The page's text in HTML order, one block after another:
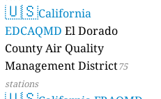
🇺🇸California
EDCAQMD El Dorado
County Air Quality
Management District75
stations